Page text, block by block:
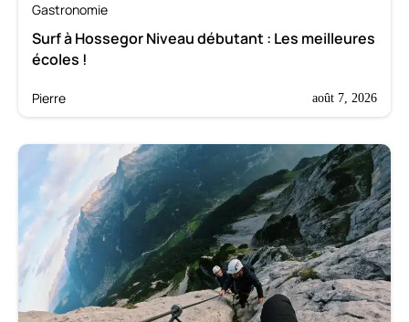
Gastronomie
Surf à Hossegor Niveau débutant : Les meilleures
écoles !
Pierre août 7, 2026